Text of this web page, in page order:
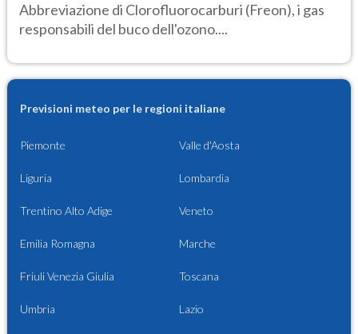
Abbreviazione di Clorofluorocarburi (Freon), i gas
responsabili del buco dell'ozono....
Previsioni meteo per le regioni italiane
Piemonte Valle d'Aosta
Liguria Lombardia
Trentino Alto Adige Veneto
Emilia Romagna Marche
Friuli Venezia Giulia Toscana
Umbria Lazio